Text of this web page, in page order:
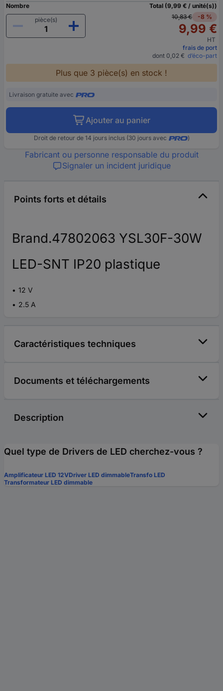
Nombre
pièce(s)
Total (9,99 € / unité(s))
10,83 €
-8 %
9,99 €
HT
frais de port
dont 0,02 € d’éco-part
Plus que 3 pièce(s) en stock !
Livraison gratuite avec
Ajouter au panier
Droit de retour de 14 jours inclus (30 jours avec )
Fabricant ou personne responsable du produit
Signaler un incident juridique
Points forts et détails
Brand.47802063 YSL30F-30W
LED-SNT IP20 plastique
12 V
2.5 A
Caractéristiques techniques
Documents et téléchargements
Description
Quel type de Drivers de LED cherchez-vous ?
Amplificateur LED 12VDriver LED dimmableTransfo LED
Transformateur LED dimmable